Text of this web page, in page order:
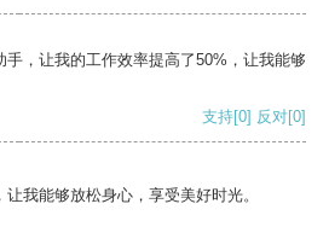
，让我的工作效率提高了50%，让我能够
支持[0] 反对[0]
我能够放松身心，享受美好时光。